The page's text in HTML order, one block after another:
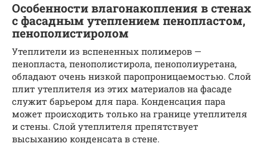
Особенности влагонакопления в стенах
с фасадным утеплением пенопластом,
пенополистиролом
Утеплители из вспененных полимеров —
пенопласта, пенополистирола, пенополиуретана,
обладают очень низкой паропроницаемостью. Слой
плит утеплителя из этих материалов на фасаде
служит барьером для пара. Конденсация пара
может происходить только на границе утеплителя
и стены. Слой утеплителя препятствует
высыханию конденсата в стене.